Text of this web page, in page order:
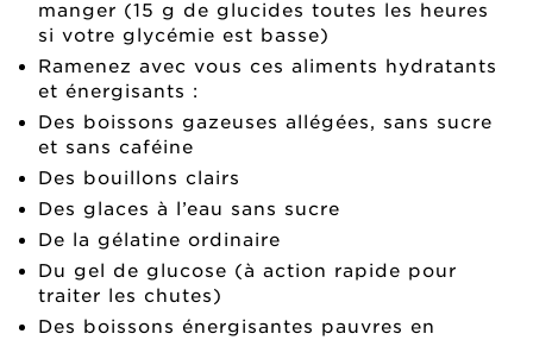
manger (15 g de glucides toutes les heures
si votre glycémie est basse)
Ramenez avec vous ces aliments hydratants
et énergisants :
Des boissons gazeuses allégées, sans sucre
et sans caféine
Des bouillons clairs
Des glaces à l’eau sans sucre
De la gélatine ordinaire
Du gel de glucose (à action rapide pour
traiter les chutes)
Des boissons énergisantes pauvres en